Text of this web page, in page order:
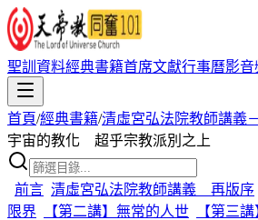
聖訓資料經典書籍首席文獻行事曆影音
首頁/經典書籍/清虛宮弘法院教師講義
宇宙的教化 超乎宗教派別之上
前言 清虛宮弘法院教師講義 再版序
限界
【第二講】無常的人世 【第三